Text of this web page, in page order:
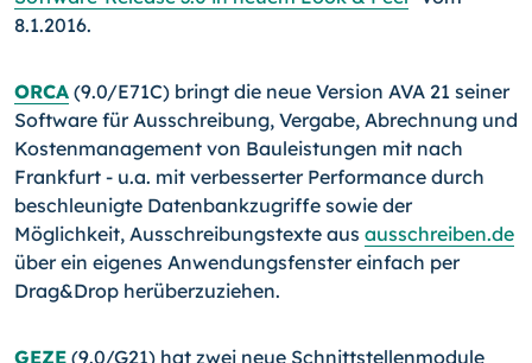
8.1.2016.
ORCA (9.0/E71C) bringt die neue Version AVA 21 seiner
Software für Ausschreibung, Vergabe, Abrechnung und
Kostenmanagement von Bauleistungen mit nach
Frankfurt - u.a. mit verbesserter Performance durch
beschleunigte Datenbankzugriffe sowie der
Möglichkeit, Ausschreibungstexte aus ausschreiben.de
über ein eigenes Anwendungs­fenster einfach per
Drag&Drop herüberzuziehen.
GEZE (9.0/G21) hat zwei neue Schnittstellenmodule